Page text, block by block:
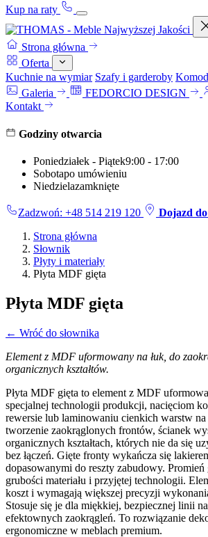
Kup na raty
Strona główna
Oferta
Kuchnie na wymiar Szafy i garderoby
Galeria
FEDORCIO DESIGN
Kontakt
Godziny otwarcia
Poniedziałek - Piątek9:00 - 17:00
Sobotapo umówieniu
Niedzielazamknięte
Zadzwoń: +48 514 219 120
Dojazd
Strona główna
Słownik
Płyty i materiały
Płyta MDF gięta
Płyta MDF gięta
← Wróć do słownika
Element z MDF uformowany na łuk, do
organicznych kształtów.
Płyta MDF gięta to element z MDF
specjalnej technologii produkcji, nacięciom
rewersie lub laminowaniu cienkich warstw
tworzenie zaokrąglonych frontów, ścianek
organicznych kształtach, których nie da się
bez łączeń. Gięte fronty wykańcza się
dopasowanymi do reszty zabudowy. Promień
grubości materiału i przyjętej technologii.
koszt i wymagają większej precyzji
Stosuje się je dla miękkiej, bezpiecznej linii
efektownych zaokrągleń. To rozwiązanie
ergonomiczne w meblach premium.